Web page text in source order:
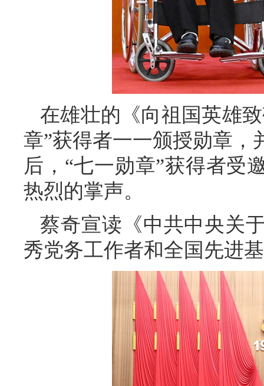
在雄壮的《向祖国英雄
章”获得者一一颁授勋章，
后，“七一勋章”获得者受
热烈的掌声。
蔡奇宣读《中共中央关
秀党务工作者和全国先进